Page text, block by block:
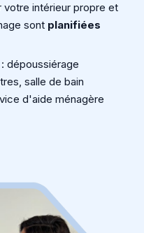
votre intérieur propre et
sont planifiées
: dépoussiérage
salle de bain
d'aide ménagère